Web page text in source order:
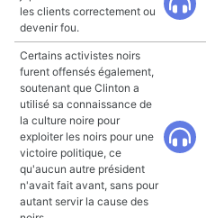
les clients correctement ou
devenir fou.
Certains activistes noirs
furent offensés également,
soutenant que Clinton a
utilisé sa connaissance de
la culture noire pour
exploiter les noirs pour une
victoire politique, ce
qu'aucun autre président
n'avait fait avant, sans pour
autant servir la cause des